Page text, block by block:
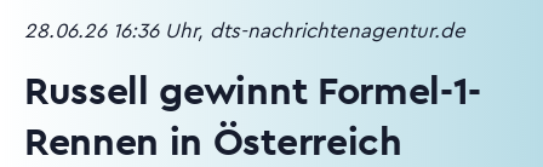
28.06.26 16:36 Uhr, dts-nachrichtenagentur.de
Russell gewinnt Formel-1-
Rennen in Österreich